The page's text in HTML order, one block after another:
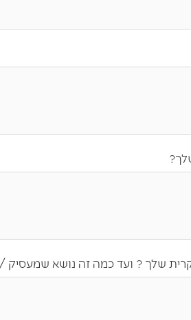
שלך ? ועד כמה זה נושא שמעסיק /